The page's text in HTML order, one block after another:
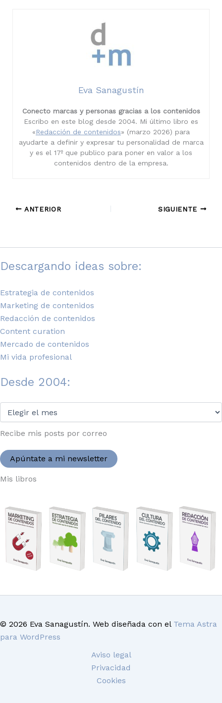
Eva Sanagustín
Conecto marcas y personas gracias a los contenidos
Escribo en este blog desde 2004. Mi último libro es
«Redacción de contenidos» (marzo 2026) para
ayudarte a definir y expresar tu personalidad de marca
y es el 17º que publico para poner en valor a los
contenidos dentro de la empresa.
ANTERIOR SIGUIENTE
Descargando ideas sobre:
Estrategia de contenidos
Marketing de contenidos
Redacción de contenidos
Content curation
Mercado de contenidos
Mi vida profesional
Desde 2004:
2004:
Recibe mis posts por correo
Apúntate a mi newsletter
Mis libros
© 2026 Eva Sanagustín. Web diseñada con el Tema Astra
para WordPress
Aviso legal
Privacidad
Cookies